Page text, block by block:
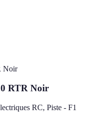
RTR Noir
RC, Piste - F1